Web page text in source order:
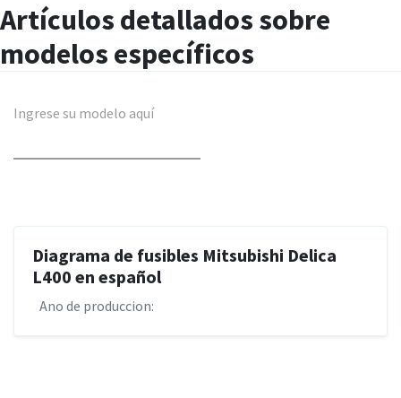
Artículos detallados sobre
modelos específicos
Ingrese su modelo aquí
Diagrama de fusibles Mitsubishi Delica
L400 en español
Ano de produccion: